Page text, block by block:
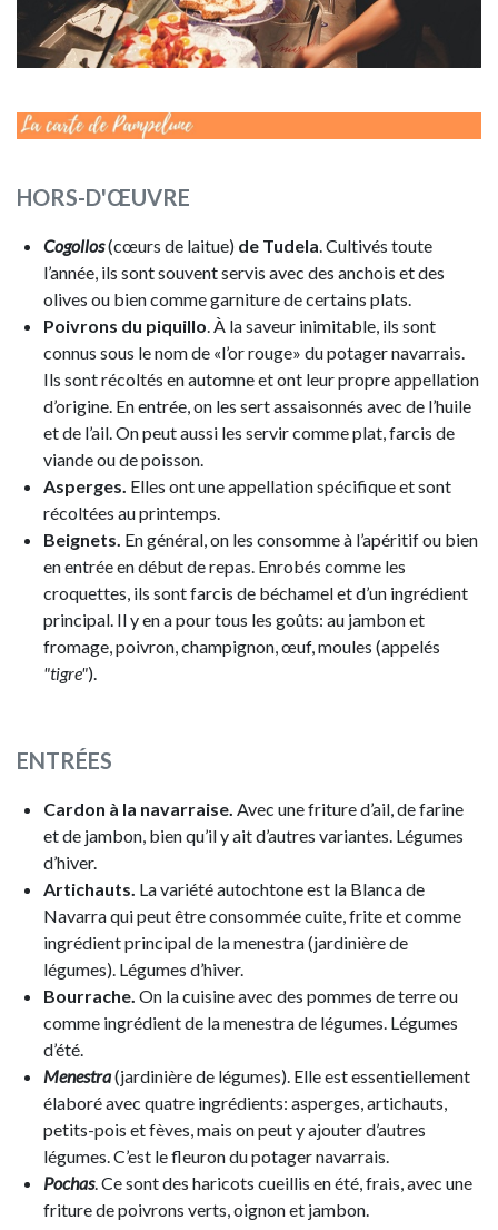
Imagen
HORS-D'ŒUVRE
Cogollos(cœurs de laitue) de Tudela. Cultivés toute
l’année, ils sont souvent servis avec des anchois et des
olives ou bien comme garniture de certains plats.
Poivrons du piquillo. À la saveur inimitable, ils sont
connus sous le nom de «l’or rouge» du potager navarrais.
Ils sont récoltés en automne et ont leur propre appellation
d’origine. En entrée, on les sert assaisonnés avec de l’huile
et de l’ail. On peut aussi les servir comme plat, farcis de
viande ou de poisson.
Asperges. Elles ont une appellation spécifique et sont
récoltées au printemps.
Beignets. En général, on les consomme à l’apéritif ou bien
en entrée en début de repas. Enrobés comme les
croquettes, ils sont farcis de béchamel et d’un ingrédient
principal. Il y en a pour tous les goûts: au jambon et
fromage, poivron, champignon, œuf, moules (appelés
"tigre").
ENTRÉES
Cardon à la navarraise. Avec une friture d’ail, de farine
et de jambon, bien qu’il y ait d’autres variantes. Légumes
d’hiver.
Artichauts. La variété autochtone est la Blanca de
Navarra qui peut être consommée cuite, frite et comme
ingrédient principal de la menestra (jardinière de
légumes). Légumes d’hiver.
Bourrache. On la cuisine avec des pommes de terre ou
comme ingrédient de la menestra de légumes. Légumes
d’été.
Menestra(jardinière de légumes). Elle est essentiellement
élaboré avec quatre ingrédients: asperges, artichauts,
petits-pois et fèves, mais on peut y ajouter d’autres
légumes. C’est le fleuron du potager navarrais.
Pochas. Ce sont des haricots cueillis en été, frais, avec une
friture de poivrons verts, oignon et jambon.